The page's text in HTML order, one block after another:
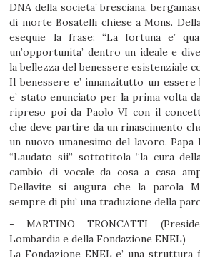
DNA della societa’ bresciana,
di morte Bosatelli chiese a Mons.
esequie la frase: “La fortuna e’
un’opportunita’ dentro un ideale e
la bellezza del benessere esistenziale
Il benessere e’ innanzitutto un
e’ stato enunciato per la prima volta
ripreso poi da Paolo VI con il
che deve partire da un rinascimento
un nuovo umanesimo del lavoro. Papa
“Laudato sii” sottotitola “la cura
cambio di vocale da cosa a casa
Dellavite si augura che la parola
sempre di piu’ una traduzione della
- MARTINO TRONCATTI
Lombardia e della Fondazione ENEL)
La Fondazione ENEL e’ una struttura